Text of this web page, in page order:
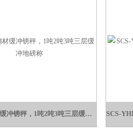
SCS-Yh钢材缓冲镑秤，1吨2吨3吨三层缓冲地磅称